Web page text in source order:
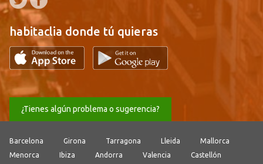
habitaclia donde tú quieras
¿Tienes algún problema o sugerencia?
Barcelona Girona Tarragona Lleida
Mallorca
Menorca
Ibiza Andorra Valencia
Castellón